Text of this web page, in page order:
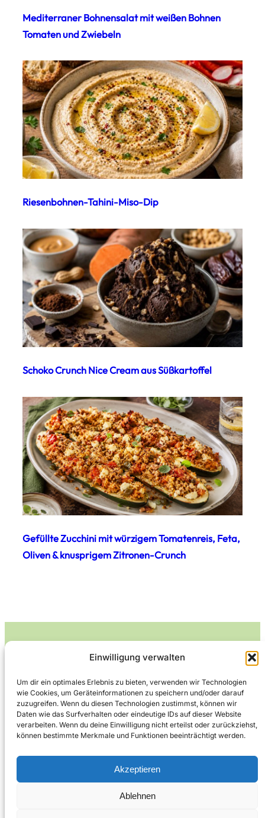
Einwilligung verwalten
Um dir ein optimales Erlebnis zu bieten, verwenden wir Technologien
wie Cookies, um Geräteinformationen zu speichern und/oder darauf
zuzugreifen. Wenn du diesen Technologien zustimmst, können wir
Daten wie das Surfverhalten oder eindeutige IDs auf dieser Website
verarbeiten. Wenn du deine Einwilligung nicht erteilst oder zurückziehst,
können bestimmte Merkmale und Funktionen beeinträchtigt werden.
Akzeptieren
Ablehnen
Mediterraner Bohnensalat mit weißen Bohnen
Tomaten und Zwiebeln
Riesenbohnen-Tahini-Miso-Dip
Schoko Crunch Nice Cream aus Süßkartoffel
Gefüllte Zucchini mit würzigem Tomatenreis, Feta,
Oliven & knusprigem Zitronen-Crunch
Leckerlife
Lecker essen – gesund leben.
Kontakt